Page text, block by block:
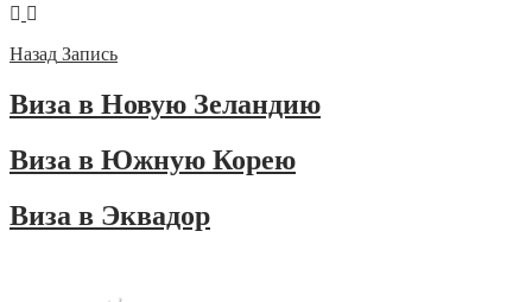
Назад Запись
Виза в Новую Зеландию
Виза в Южную Корею
Виза в Эквадор